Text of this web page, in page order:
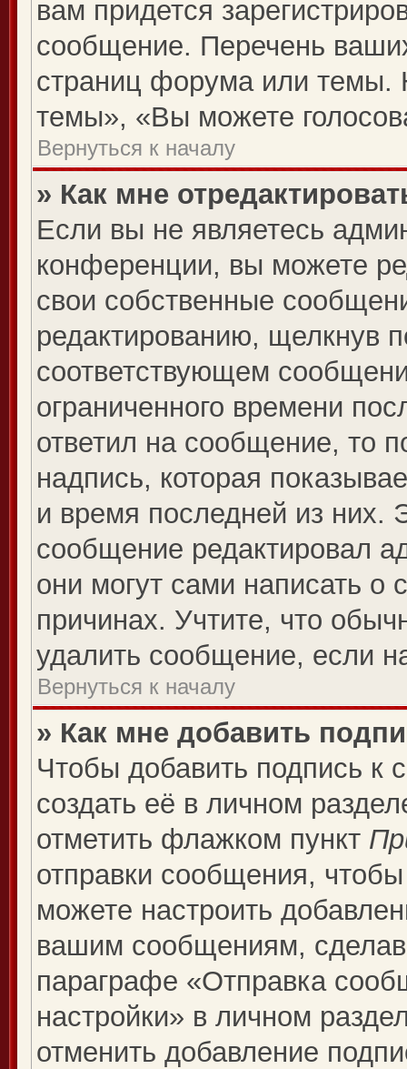
вам придется
сообщение. Перечень
страниц форума или темы.
темы», «Вы можете
Вернуться к началу
» Как мне
Если вы не являетесь
конференции, вы можете
свои собственные
редактированию, щелкнув
соответствующем
ограниченного времени
ответил на сообщение, то
надпись, которая
и время последней из них.
сообщение редактировал
они могут сами написать о
причинах. Учтите, что
удалить сообщение, если
Вернуться к началу
» Как мне добавить
Чтобы добавить подпись
создать её в личном
отметить флажком пункт
отправки сообщения,
можете настроить
вашим сообщениям,
параграфе «Отправка
настройки» в личном
отменить добавление